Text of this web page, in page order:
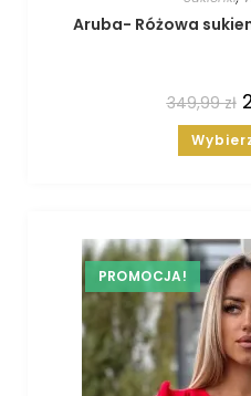
Aruba- Różowa
349,99zł
PROMOCJA!